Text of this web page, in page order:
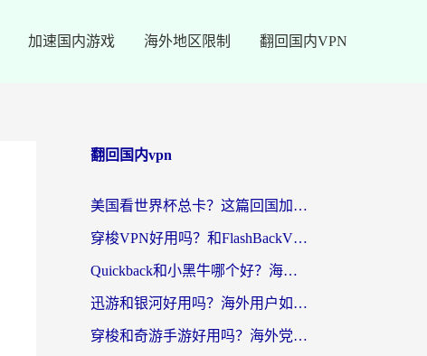
加速国内游戏 海外地区限制 翻回国内VPN
翻回国内vpn
美国看世界杯总卡？这篇回国加速器指南帮你无缝刷国内资源（附苹果手机VPN设置步骤）
穿梭VPN好用吗？和FlashBackVPN对比哪个回国效果更好？
Quickback和小黑牛哪个好？海外党亲测指南，选对回国加速器秒回国内
迅游和银河好用吗？海外用户如何选择回国加速器实现无缝访问国内资源
穿梭和奇游手游好用吗？海外党亲测3款回国加速器，附蜜蜂加速器七天试用攻略